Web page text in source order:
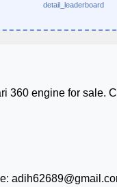
detail_leaderboard
360 engine for sale.